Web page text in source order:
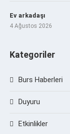
Ev arkadaşı
4 Ağustos 2026
Kategoriler
Burs Haberleri
Duyuru
Etkinlikler